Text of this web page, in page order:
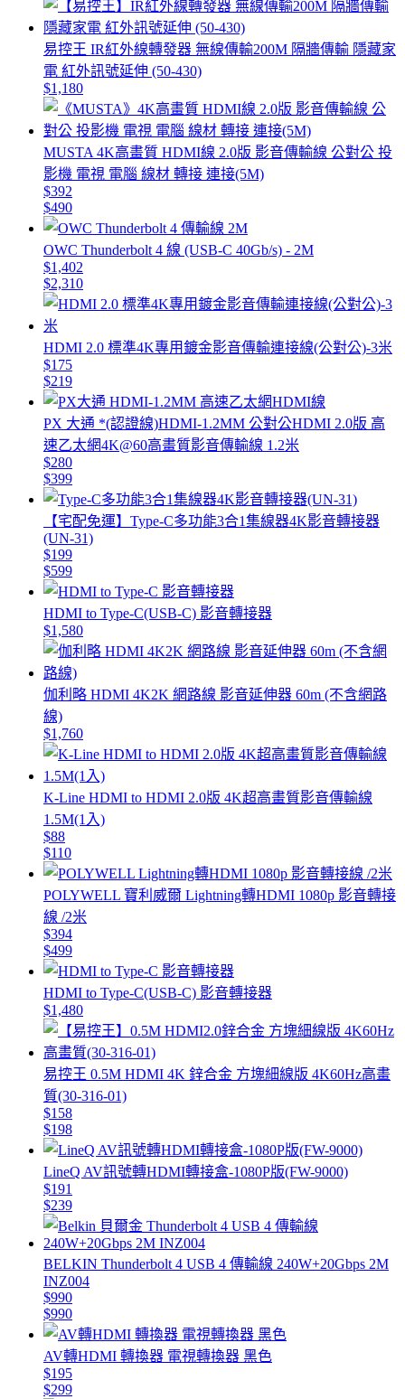
易控王 IR紅外線轉發器 無線傳輸200M 隔牆傳輸 隱藏家
電 紅外訊號延伸 (50-430)
$1,180
MUSTA 4K高畫質 HDMI線 2.0版 影音傳輸線 公對公 投
影機 電視 電腦 線材 轉接 連接(5M)
$392
$490
OWC Thunderbolt 4 線 (USB-C 40Gb/s) - 2M
$1,402
$2,310
HDMI 2.0 標準4K專用鍍金影音傳輸連接線(公對公)-3米
$175
$219
PX 大通 *(認證線)HDMI-1.2MM 公對公HDMI 2.0版 高
速乙太網4K@60高畫質影音傳輸線 1.2米
$280
$399
【宅配免運】Type-C多功能3合1集線器4K影音轉接器
(UN-31)
$199
$599
HDMI to Type-C(USB-C) 影音轉接器
$1,580
伽利略 HDMI 4K2K 網路線 影音延伸器 60m (不含網路
線)
$1,760
K-Line HDMI to HDMI 2.0版 4K超高畫質影音傳輸線
1.5M(1入)
$88
$110
POLYWELL 寶利威爾 Lightning轉HDMI 1080p 影音轉接
線 /2米
$394
$499
HDMI to Type-C(USB-C) 影音轉接器
$1,480
易控王 0.5M HDMI 4K 鋅合金 方塊細線版 4K60Hz高畫
質(30-316-01)
$158
$198
LineQ AV訊號轉HDMI轉接盒-1080P版(FW-9000)
$191
$239
BELKIN Thunderbolt 4 USB 4 傳輸線 240W+20Gbps 2M
INZ004
$990
$990
AV轉HDMI 轉換器 電視轉換器 黑色
$195
$299